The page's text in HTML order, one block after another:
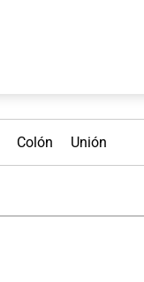
Colón Unión